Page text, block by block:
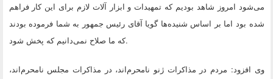
می‌شود امروز شاهد بودیم که تمهیدات و ابزار آلات لازم برای این کار فراهم
شده بود اما بر اساس شنیده‌ها گویا آقای رئیس جمهور به شما فرموده بودند
که ما صلاح نمی‌دانیم که پخش شود.
وی افزود: مردم در مذاکرات ژنو نامحرم‌اند، در مذاکرات مجلس نامحرم‌اند،